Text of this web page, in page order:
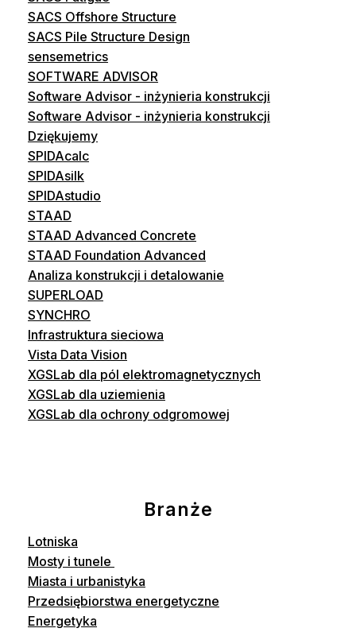
SACS Offshore Structure
SACS Pile Structure Design
sensemetrics
SOFTWARE ADVISOR
Software Advisor - inżynieria konstrukcji
Software Advisor - inżynieria konstrukcji
Dziękujemy
SPIDAcalc
SPIDAsilk
SPIDAstudio
STAAD
STAAD Advanced Concrete
STAAD Foundation Advanced
Analiza konstrukcji i detalowanie
SUPERLOAD
SYNCHRO
Infrastruktura sieciowa
Vista Data Vision
XGSLab dla pól elektromagnetycznych
XGSLab dla uziemienia
XGSLab dla ochrony odgromowej
Branże
Lotniska
Mosty i tunele
Miasta i urbanistyka
Przedsiębiorstwa energetyczne
Energetyka